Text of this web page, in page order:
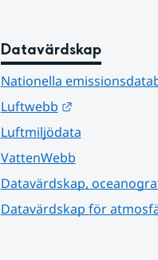
Datavärdskap
Nationella
Luftwebb
Länk till
Luftmiljödata
VattenWebb
Datavärdskap,
Datavärdskap för